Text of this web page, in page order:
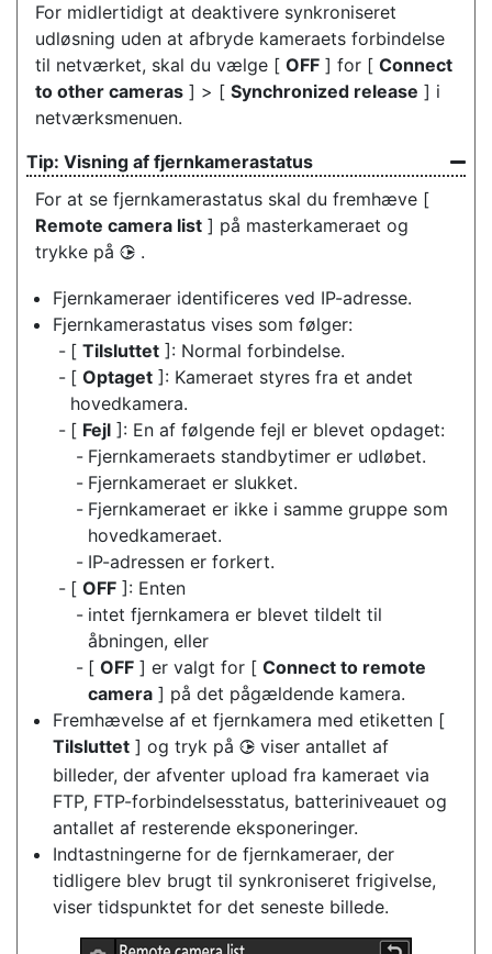
For midlertidigt at deaktivere synkroniseret
udløsning uden at afbryde kameraets forbindelse
til netværket, skal du vælge [ OFF ] for [ Connect
to other cameras ] > [ Synchronized release ] i
netværksmenuen.
Visning af fjernkamerastatus
For at se fjernkamerastatus skal du fremhæve [
Remote camera list ] på masterkameraet og
trykke på 2 .
Fjernkameraer identificeres ved IP-adresse.
Fjernkamerastatus vises som følger:
[ Tilsluttet ]: Normal forbindelse.
[ Optaget ]: Kameraet styres fra et andet
hovedkamera.
[ Fejl ]: En af følgende fejl er blevet opdaget:
Fjernkameraets standbytimer er udløbet.
Fjernkameraet er slukket.
Fjernkameraet er ikke i samme gruppe som
hovedkameraet.
IP-adressen er forkert.
[ OFF ]: Enten
intet fjernkamera er blevet tildelt til
åbningen, eller
[ OFF ] er valgt for [ Connect to remote
camera ] på det pågældende kamera.
Fremhævelse af et fjernkamera med etiketten [
Tilsluttet ] og tryk på 2 viser antallet af
billeder, der afventer upload fra kameraet via
FTP, FTP-forbindelsesstatus, batteriniveauet og
antallet af resterende eksponeringer.
Indtastningerne for de fjernkameraer, der
tidligere blev brugt til synkroniseret frigivelse,
viser tidspunktet for det seneste billede.